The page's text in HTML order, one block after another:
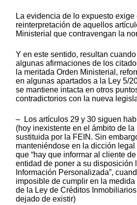
La evidencia de lo expuesto
reinterpretación de aquellos
Ministerial que contravengan la
Y en este sentido, resultan
algunas afirmaciones de los
la meritada Orden Ministerial,
en algunas apartados a la Ley 5/
se mantiene intacta en otros
contradictorios con la nueva
– Los artículos 29 y 30 siguen
(hoy inexistente en el ámbito de la
sustituida por la FEIN. Sin
manteniéndose en la dicción
que “hay que informar al cliente
entidad de poner a su disposición
Información Personalizada”,
imposible de cumplir en la
de la Ley de Créditos
dejado de existir)